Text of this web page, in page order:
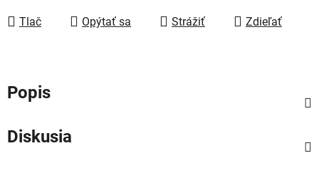
Tlač Opýtať sa Strážiť Zdieľať
Popis
Diskusia